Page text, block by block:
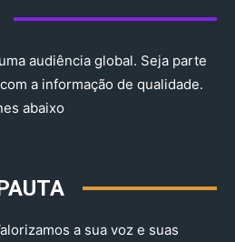
audiência global. Seja parte
a informação de qualidade.
abaixo
a sua voz e suas